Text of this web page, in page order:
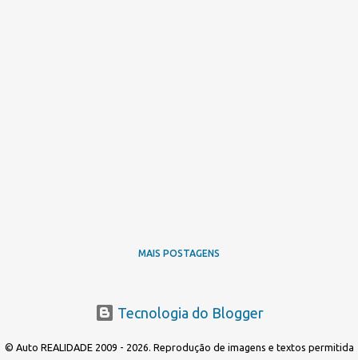
MAIS POSTAGENS
Tecnologia do Blogger
© Auto REALIDADE 2009 - 2026. Reprodução de imagens e textos permitida